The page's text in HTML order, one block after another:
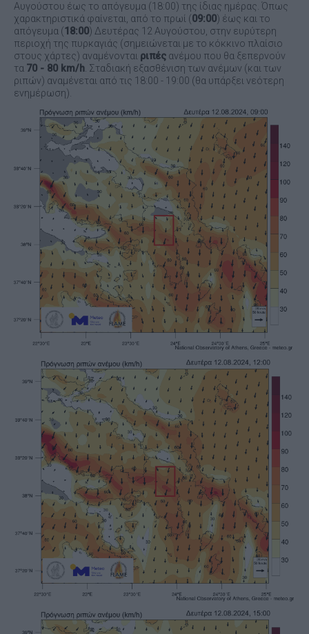
Αυγούστου έως το απόγευμα (18:00) της ίδιας ημέρας. Όπως
χαρακτηριστικά φαίνεται, από το πρωί (09:00) έως και το
απόγευμα (18:00) Δευτέρας 12 Αυγούστου, στην ευρύτερη
περιοχή της πυρκαγιάς (σημειώνεται με το κόκκινο πλαίσιο
στους χάρτες) αναμένονται ριπές ανέμου που θα ξεπερνούν
τα 70 - 80 km/h . Σταδιακή εξασθένιση των ανέμων (και των
ριπών) αναμένεται από τις 18:00 - 19:00 (θα υπάρξει νεότερη
ενημέρωση).